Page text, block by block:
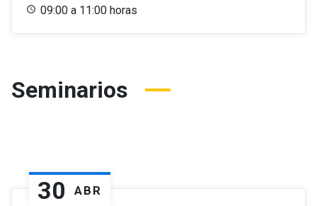
09:00 a 11:00 horas
Seminarios
30 ABR